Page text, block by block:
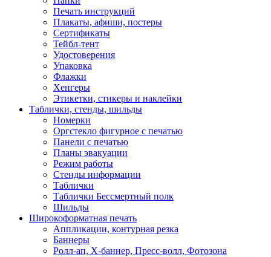
Печать инструкций
Плакаты, афиши, постеры
Сертификаты
Тейбл-тент
Удостоверения
Упаковка
Флажки
Хенгеры
Этикетки, стикеры и наклейки
Таблички, стенды, шильды
Номерки
Оргстекло фигурное с печатью
Панели с печатью
Планы эвакуации
Режим работы
Стенды информации
Таблички
Таблички Бессмертный полк
Шильды
Широкоформатная печать
Аппликации, контурная резка
Баннеры
Ролл-ап, X-баннер, Пресс-волл, Фотозона